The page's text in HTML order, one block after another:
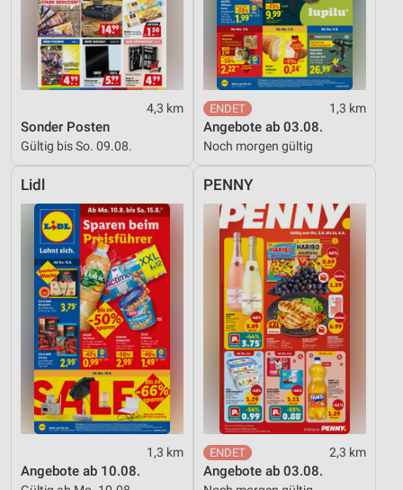
4,3 km
Sonder Posten
Gültig bis So. 09.08.
1,3 km
Angebote ab 03.08.
Noch morgen gültig
Lidl
1,3 km
Angebote ab 10.08.
PENNY
2,3 km
Angebote ab 03.08.